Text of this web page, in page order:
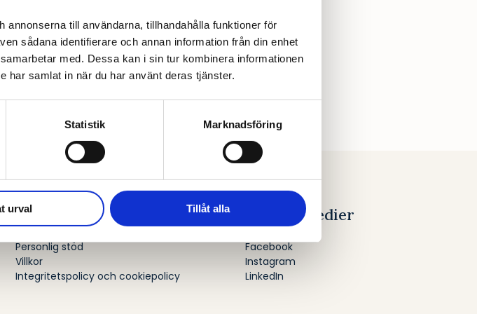
till användarna, tillhandahålla funktioner för
sådana identifierare och annan information från din enhet
med. Dessa kan i sin tur kombinera informationen
har samlat in när du har använt deras tjänster.
Statistik Marknadsföring
urval Tillåt alla
och…
Praktisk information
Personlig stöd
Villkor
Integritetspolicy och cookiepolicy
Sociala Medier
Facebook
Instagram
LinkedIn